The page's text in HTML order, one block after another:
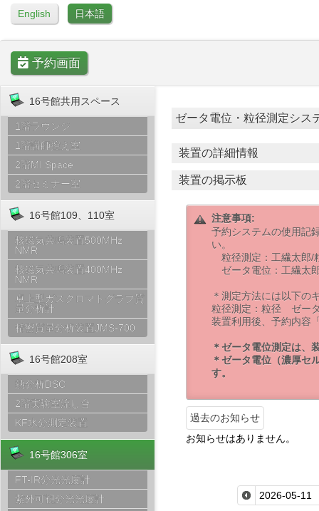
English 日本語
予約画面
16号館共用スペース
1階ラウンジ
1階講師控え室
2階MI Space
2階セミナー室
16号館109、110室
核磁気共鳴装置500MHz
NMR
核磁気共鳴装置400MHz
NMR
卓上型ガスクロマトグラフ質
量分析計
精密質量分析装置JMS-700
16号館208室
熱分析DSC
2階実験室流し台
KF水分測定装置
16号館306室
FT-IR分光光度計
紫外可視分光光度計
ゼータ電位・粒径測定シス
装置の詳細情報
装置の掲示板
注意事項:
予約システムの使用記
い。
粒径測定：工繊太
ゼータ電位：工繊太
＊測定方法には以下の
粒径測定：粒径 ゼー
装置利用後、予約内容
＊ゼータ電位測定は、
＊ゼータ電位（濃厚セ
す。
過去のお知らせ
お知らせはありません。